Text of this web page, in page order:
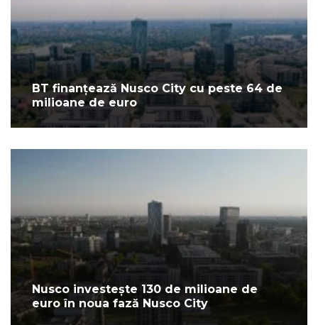
BT finanțează Nusco City cu peste 64 de
milioane de euro
Nusco investește 130 de milioane de
euro în noua fază Nusco City